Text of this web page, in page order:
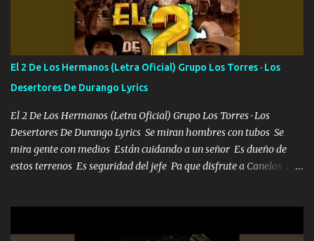
cien Y por más que quieran no me detienen Soy yo la mente que
más brilla, lo ves Pa' mi la vida es tan sencilla No lo entenderías en
tu vida, y está bien Porque lo que tengo nadie lo tiene Una me está
escribiendo y la otra me va a llamar Quiere que vaya a verla y que
la invite a cenar Otras más me están pidiendo que las saque a
bailar Pero es que tengo un par de conciertos más que llenar Se
mueven solo por el interés P...
El 2 De Los Hermanos (Letra Oficial) Grupo Los Torres · Los
Desertores De Durango Lyrics
El 2 De Los Hermanos (Letra Oficial) Grupo Los Torres · Los
Desertores De Durango Lyrics Se miran hombres con tubos Se
mira gente con medios Están cuidando a un señor Es dueño de
estos terrenos Es seguridad del jefe Pa que disfrute a Canelos Es
ni tampoco las mujeres porque es platica de grandes por eso hay